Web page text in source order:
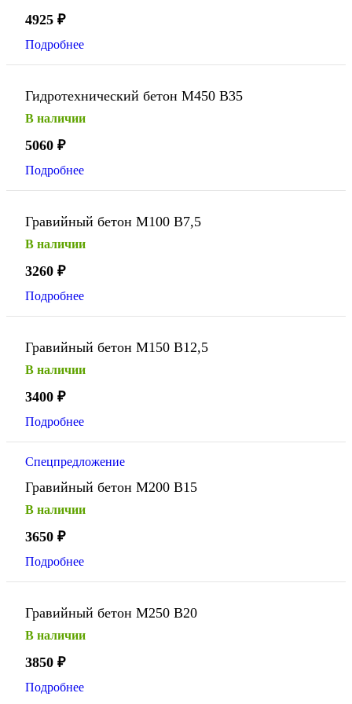
4925 ₽
Подробнее
Гидротехнический бетон М450 В35
В наличии
5060 ₽
Подробнее
Гравийный бетон М100 В7,5
В наличии
3260 ₽
Подробнее
Гравийный бетон М150 В12,5
В наличии
3400 ₽
Подробнее
Спецпредложение
Гравийный бетон М200 В15
В наличии
3650 ₽
Подробнее
Гравийный бетон М250 В20
В наличии
3850 ₽
Подробнее